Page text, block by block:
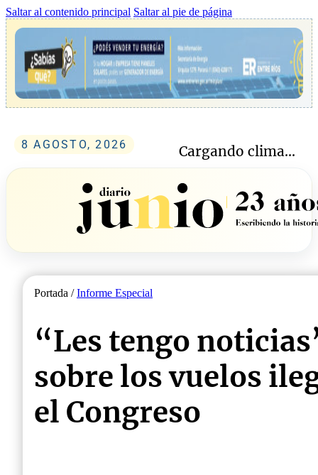
Saltar al contenido principal Saltar al pie de página
8 AGOSTO, 2026 Cargando clima...
Portada /Informe Especial
“Les tengo
sobre los vuelos
el Congreso